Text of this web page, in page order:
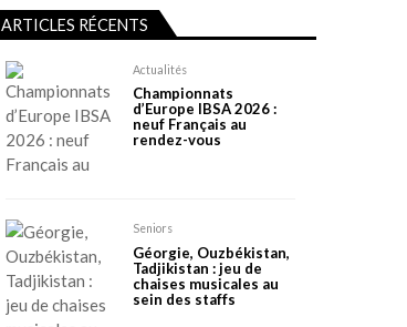
ARTICLES RÉCENTS
Actualités
Championnats
d’Europe IBSA 2026 :
neuf Français au
rendez-vous
Seniors
Géorgie, Ouzbékistan,
Tadjikistan : jeu de
chaises musicales au
sein des staffs